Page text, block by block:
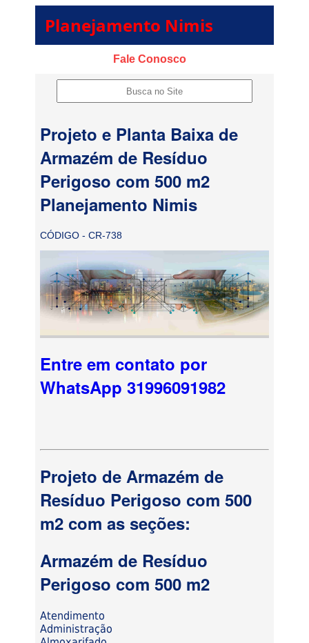
Planejamento Nimis
Fale Conosco
Projeto e Planta Baixa de
Armazém de Resíduo
Perigoso com 500 m2
Planejamento Nimis
CÓDIGO - CR-738
Entre em contato por
WhatsApp 31996091982
Projeto de Armazém de
Resíduo Perigoso com 500
m2 com as seções:
Armazém de Resíduo
Perigoso com 500 m2
Atendimento
Administração